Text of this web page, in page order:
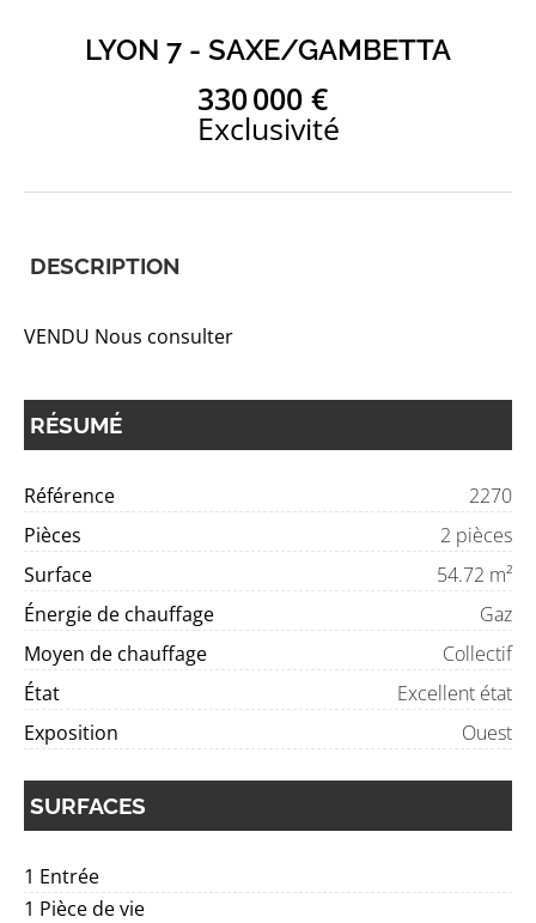
LYON 7 - SAXE/GAMBETTA
330 000 €
Exclusivité
DESCRIPTION
VENDU Nous consulter
RÉSUMÉ
Référence
2270
Pièces
2 pièces
Surface
54.72 m²
Énergie de chauffage
Gaz
Moyen de chauffage
Collectif
État
Excellent état
Exposition
Ouest
SURFACES
1 Entrée
1 Pièce de vie